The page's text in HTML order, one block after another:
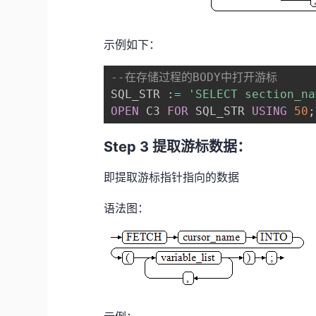
示例如下：
--在存储过程的BODY中打开游标
SQL_STR := 'SELECT
OPEN C3 FOR SQL_STR USING 50 ;
Step 3 提取游标数据：
即提取游标指针指向的数据
语法图：